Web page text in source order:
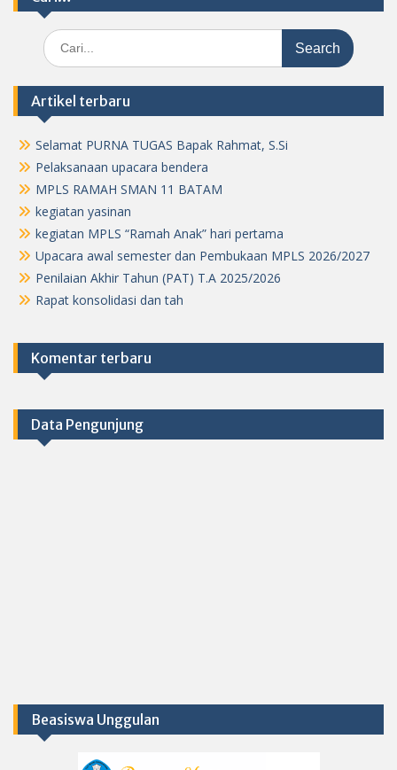
Search
for:
Artikel terbaru
Selamat PURNA TUGAS Bapak Rahmat, S.Si
Pelaksanaan upacara bendera
MPLS RAMAH SMAN 11 BATAM
kegiatan yasinan
kegiatan MPLS “Ramah Anak” hari pertama
Upacara awal semester dan Pembukaan MPLS 2026/2027
Penilaian Akhir Tahun (PAT) T.A 2025/2026
Rapat konsolidasi dan tah
Komentar terbaru
Data Pengunjung
Beasiswa Unggulan